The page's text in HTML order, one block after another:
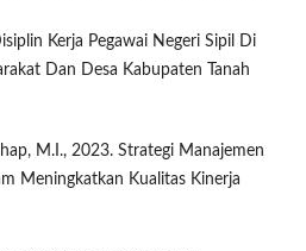
Kerja Pegawai Negeri Sipil Di
Dan Desa Kabupaten Tanah
M.I., 2023. Strategi Manajemen
Meningkatkan Kualitas Kinerja